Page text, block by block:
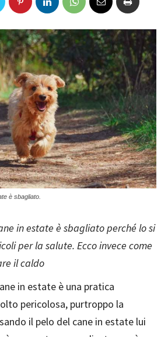
è sbagliato.
in estate è sbagliato perché lo si
per la salute. Ecco invece come
il caldo
in estate è una pratica
pericolosa, purtroppo la
il pelo del cane in estate lui